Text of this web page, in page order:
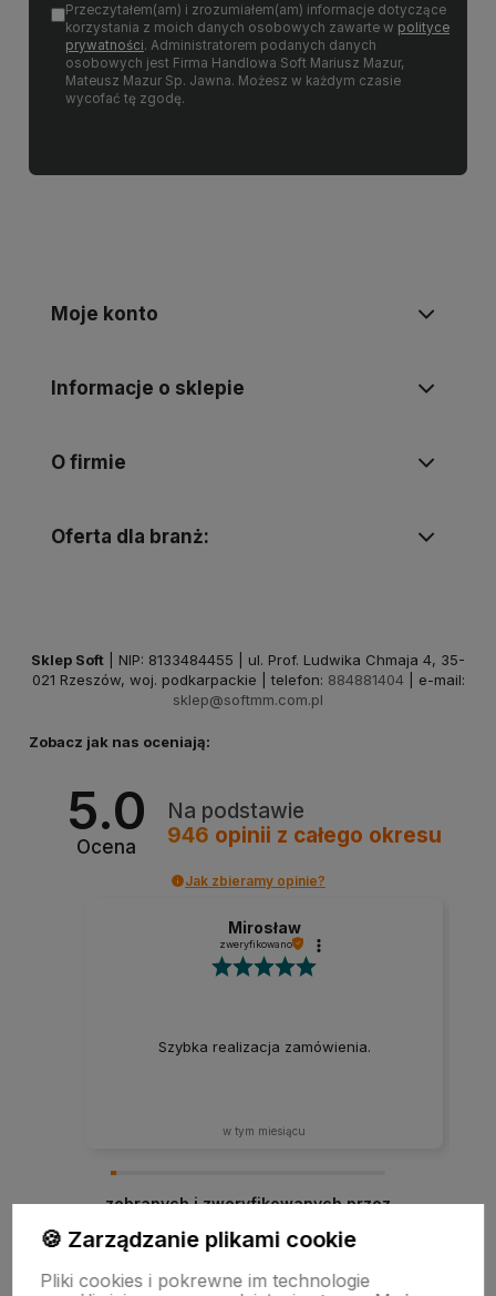
Przeczytałem(am) i zrozumiałem(am) informacje dotyczące
korzystania z moich danych osobowych zawarte w polityce
prywatności. Administratorem podanych danych
osobowych jest Firma Handlowa Soft Mariusz Mazur,
Mateusz Mazur Sp. Jawna. Możesz w każdym czasie
wycofać tę zgodę.
Moje konto
Informacje o sklepie
O firmie
Oferta dla branż:
Sklep Soft | NIP: 8133484455 | ul. Prof. Ludwika Chmaja 4, 35-
021 Rzeszów, woj. podkarpackie | telefon: 884881404 | e-mail:
sklep@softmm.com.pl
Zobacz jak nas oceniają:
5.0
Ocena
Na podstawie
946 opinii z całego okresu
Jak zbieramy opinie?
Mirosław
zweryfikowano
Szybka realizacja zamówienia.
w tym miesiącu
zebranych i zweryfikowanych przez
🍪 Zarządzanie plikami cookie
Pliki cookies i pokrewne im technologie